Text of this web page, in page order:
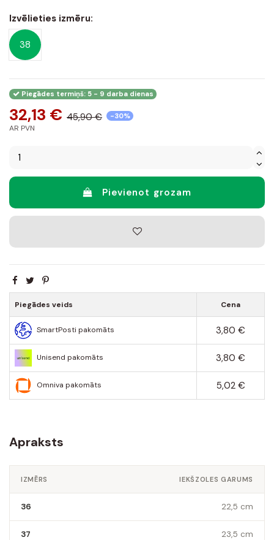
Izvēlieties izmēru:
38
Piegādes termiņš: 5 - 9 darba dienas
32,13 € 45,90 € -30%
AR PVN
Pievienot grozam
Piegādes veids Cena
SmartPosti pakomāts 3,80 €
Unisend pakomāts 3,80 €
Omniva pakomāts 5,02 €
Apraksts
IZMĒRS IEKŠZOLES GARUMS
36 22,5 cm
37 23,5 cm